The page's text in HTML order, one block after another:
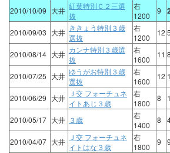
2010/10/09 大井 紅葉特別Ｃ２三選
抜
右
1200
9
2010/09/03 大井 ききょう特別３歳
選抜
右
1200
12 5
2010/08/14 大井 カンナ特別３歳選
抜
右
1600
11 8
2010/07/25 大井 ゆうがお特別３歳
選抜
右
1600
12
2010/06/29 大井
Ｊ交 フォーチュネ
イトあじ３歳
右
1800
8
2010/05/17 大井 ３歳
右
1400
8
2010/04/07 大井
Ｊ交 フォーチュネ
イトはな３歳
右
1800
9 9